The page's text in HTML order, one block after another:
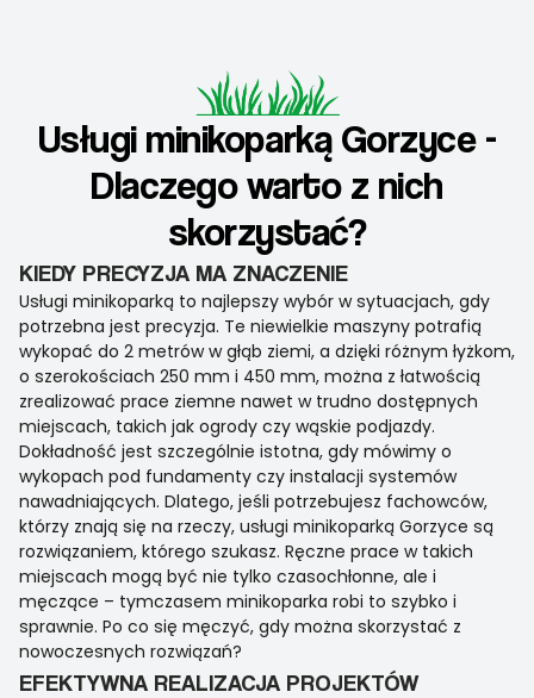
Usługi minikoparką Gorzyce -
Dlaczego warto z nich
skorzystać?
KIEDY PRECYZJA MA ZNACZENIE
Usługi minikoparką to najlepszy wybór w sytuacjach, gdy
potrzebna jest precyzja. Te niewielkie maszyny potrafią
wykopać do 2 metrów w głąb ziemi, a dzięki różnym łyżkom,
o szerokościach 250 mm i 450 mm, można z łatwością
zrealizować prace ziemne nawet w trudno dostępnych
miejscach, takich jak ogrody czy wąskie podjazdy.
Dokładność jest szczególnie istotna, gdy mówimy o
wykopach pod fundamenty czy instalacji systemów
nawadniających. Dlatego, jeśli potrzebujesz fachowców,
którzy znają się na rzeczy, usługi minikoparką Gorzyce są
rozwiązaniem, którego szukasz. Ręczne prace w takich
miejscach mogą być nie tylko czasochłonne, ale i
męczące – tymczasem minikoparka robi to szybko i
sprawnie. Po co się męczyć, gdy można skorzystać z
nowoczesnych rozwiązań?
EFEKTYWNA REALIZACJA PROJEKTÓW